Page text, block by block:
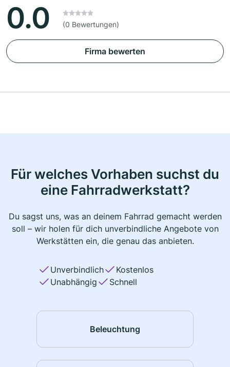
0.0 (0 Bewertungen)
Firma bewerten
Für welches Vorhaben suchst du
eine Fahrradwerkstatt?
Du sagst uns, was an deinem Fahrrad gemacht werden
soll – wir holen für dich unverbindliche Angebote von
Werkstätten ein, die genau das anbieten.
Unverbindlich
Kostenlos
Unabhängig
Schnell
Beleuchtung